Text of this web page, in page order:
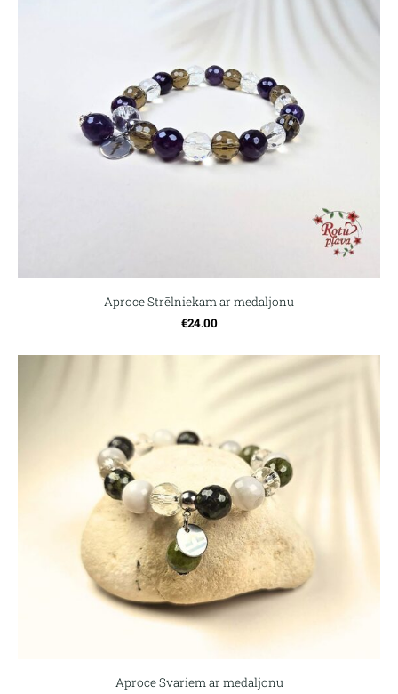
Aproce Strēlniekam ar medaljonu
€24.00
Aproce Svariem ar medaljonu